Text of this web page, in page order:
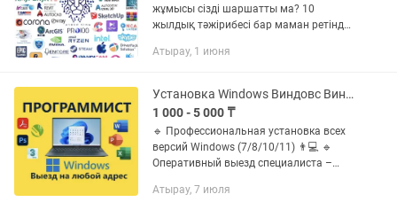
жұмысы сізді шаршатты ма? 10
жылдық тәжірибесі бар маман ретінде,
мәселелеріңізді тез, сапалы әрі
Атырау, 1 июня
Установка Windows Виндовс Виндовс Ворд Офис Office Программы Программист ПК
1 000 - 5 000 ₸
🔹 Профессиональная установка всех
версий Windows (7/8/10/11) 👨💻 🔹
Оперативный выезд специалиста –
на все услуги – 1 год 💯 📌 Услуги: ✅
Атырау, 7 июля